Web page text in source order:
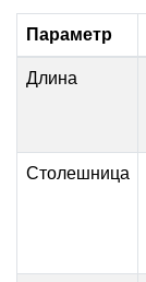
Параметр
Длина
Столешница